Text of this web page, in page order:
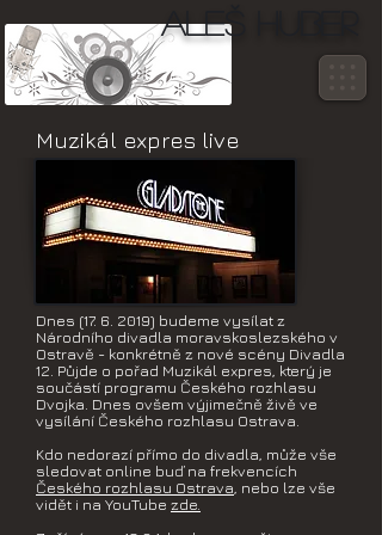
Aleš Huber
Muzikál expres live
Dnes (17. 6. 2019) budeme vysílat z
Národního divadla moravskoslezského v
Ostravě - konkrétně z nové scény Divadla
12. Půjde o pořad Muzikál expres, který je
součástí programu Českého rozhlasu
Dvojka. Dnes ovšem výjimečně živě ve
vysílání Českého rozhlasu Ostrava.
Kdo nedorazí přímo do divadla, může vše
sledovat online buď na frekvencích
Českého rozhlasu Ostrava , nebo lze vše
vidět i na YouTube zde.